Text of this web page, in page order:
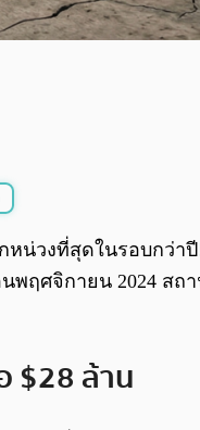
น่วงที่สุดในรอบกว่า
พฤศจิกายน 2024 ส
$28 ล้าน